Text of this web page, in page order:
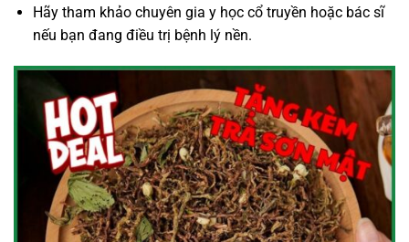
Hãy tham khảo chuyên gia y học cổ truyền hoặc bác sĩ
nếu bạn đang điều trị bệnh lý nền.